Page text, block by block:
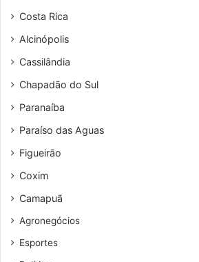
Costa Rica
Alcinópolis
Cassilândia
Chapadão do Sul
Paranaíba
Paraíso das Aguas
Figueirão
Coxim
Camapuã
Agronegócios
Esportes